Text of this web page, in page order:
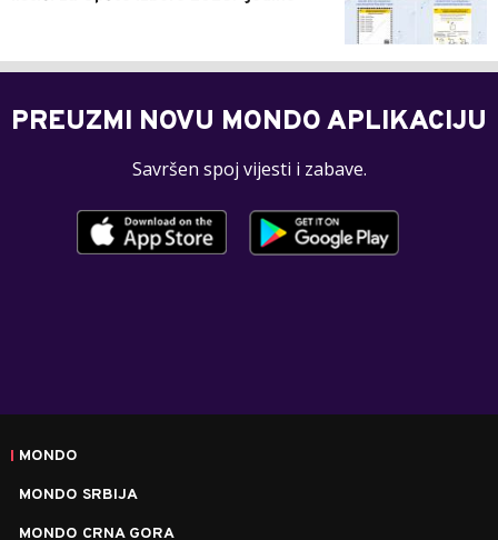
PREUZMI NOVU MONDO APLIKACIJU
Savršen spoj vijesti i zabave.
MONDO
MONDO SRBIJA
MONDO CRNA GORA